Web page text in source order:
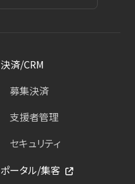
決済/CRM
募集決済
支援者管理
セキュリティ
ポータル/集客